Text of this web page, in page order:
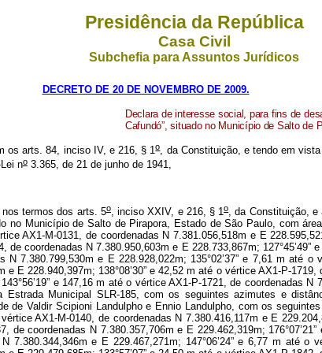
Presidência da República
Casa Civil
Subchefia para Assuntos Jurídicos
DECRETO DE 20 DE NOVEMBRO DE 2009.
Declara de interesse social, para fins de
Cafundó”, situado no Município de Salto de
os arts. 84, inciso IV, e 216, § 1o, da Constituição, e tendo em
no3.365, de 21 de junho de 1941,
termos dos arts. 5o, inciso XXIV, e 216, § 1o, da Constituição, e art. 68 do Ato das Disposições Constitucionais Transitórias, os imóveis sob domínio válido abrangidos pelo “Território Comunidade Quilombo Cafundó”, situado no Município de Salto de Pirapora, Estado de São Paulo, com área de duzentos e dezoito hectares, quarenta e quatro ares e sessenta e dois centiares, com o seguinte perímetro: inicia-se a descrição deste perímetro no vértice AX1-M-0131, de coordenadas N 7.381.056,518m e E 228.595,521m; deste, segue, confrontando com Estrada Municipal - SLR 040, com os seguintes azimutes e distâncias: 127°26’14” e 174,23 m até o vértice AX1-P-1714, de coordenadas N 7.380.950,603m e E 228.733,867m; 127°45’49” e 122,28 m até o vértice AX1-P-1715, de coordenadas N 7.380.875,720m e E 228.830,531m; 128°00’29” e 123,73 m até o vértice AX1-P-1716, de coordenadas N 7.380.799,530m e E 228.928,022m; 135°02’37” e 7,61 m até o vértice AX1-P-1717, de coordenadas N 7.380.794,143m e E 228.933,400m; 138°26’00” e 10,55 m até o vértice AX1-P-1718, de coordenadas N 7.380.786,253m e E 228.940,397m; 138°08’30” e 42,52 m até o vértice AX1-P-1719, de coordenadas N 7.380.754,584m e E 228.968,771m; 141°39’07” e 35,19 m até o vértice AX1-P-1720, de coordenadas N 7.380.726,988m e E 228.990,602m; 143°56’19” e 147,16 m até o vértice AX1-P-1721, de coordenadas N 7.380.608,029m e E 229.077,227m; 137°53’18” e 29,93 m até o vértice AX1-M-0132, de coordenadas N 7.380.585,827m e E 229.097,295m; deste, cruza a Estrada Municipal SLR-185, com os seguintes azimutes e distâncias: 131°46’49” e 26,71 m até o vértice AX1-P-1974, de coordenadas N 7.380.568,030m e E 229.117,214m; deste, segue, confrontando com a propriedade de Valdir Scipioni Landulpho e Ennio Landulpho, com os seguintes azimutes e distâncias: 99°13’17” e 40,47 m até o vértice AX1-M-0139, de coordenadas N 7.380.561,545m e E 229.157,162m; 161°49’44” e 153,06 m até o vértice AX1-M-0140, de coordenadas N 7.380.416,117m e E 229.204,895m; 108°21’09” e 257,14 m até o vértice AX1-M-0141, de coordenadas N 7.380.335,152m e E 229.448,958m;